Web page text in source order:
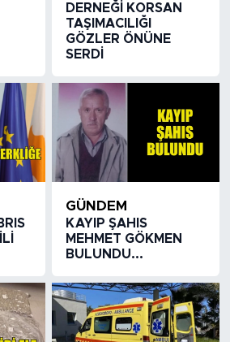
DERNEĞİ KORSAN
TAŞIMACILIĞI
GÖZLER ÖNÜNE
SERDİ
GÜNDEM
KAYIP ŞAHIS
MEHMET GÖKMEN
BULUNDU...